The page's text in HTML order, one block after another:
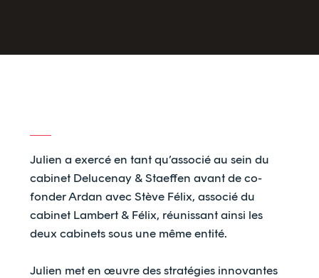
Julien a exercé en tant qu’associé au sein du
cabinet Delucenay & Staeffen avant de co-
fonder Ardan avec Stève Félix, associé du
cabinet Lambert & Félix, réunissant ainsi les
deux cabinets sous une même entité.
Julien met en œuvre des stratégies innovantes